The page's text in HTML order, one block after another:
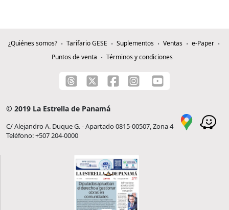
¿Quiénes somos? Tarifario GESE Suplementos Ventas
e-Paper
Puntos de venta
Términos y condiciones
© 2019 La Estrella de Panamá
C/ Alejandro A. Duque G. - Apartado 0815-00507, Zona 4
Teléfono: +507 204-0000